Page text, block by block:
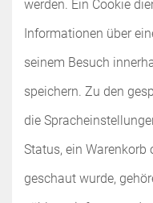
werden. Ein Cookie
Informationen über
seinem Besuch
speichern. Zu den
die
Status, ein Warenkorb
geschaut wurde,